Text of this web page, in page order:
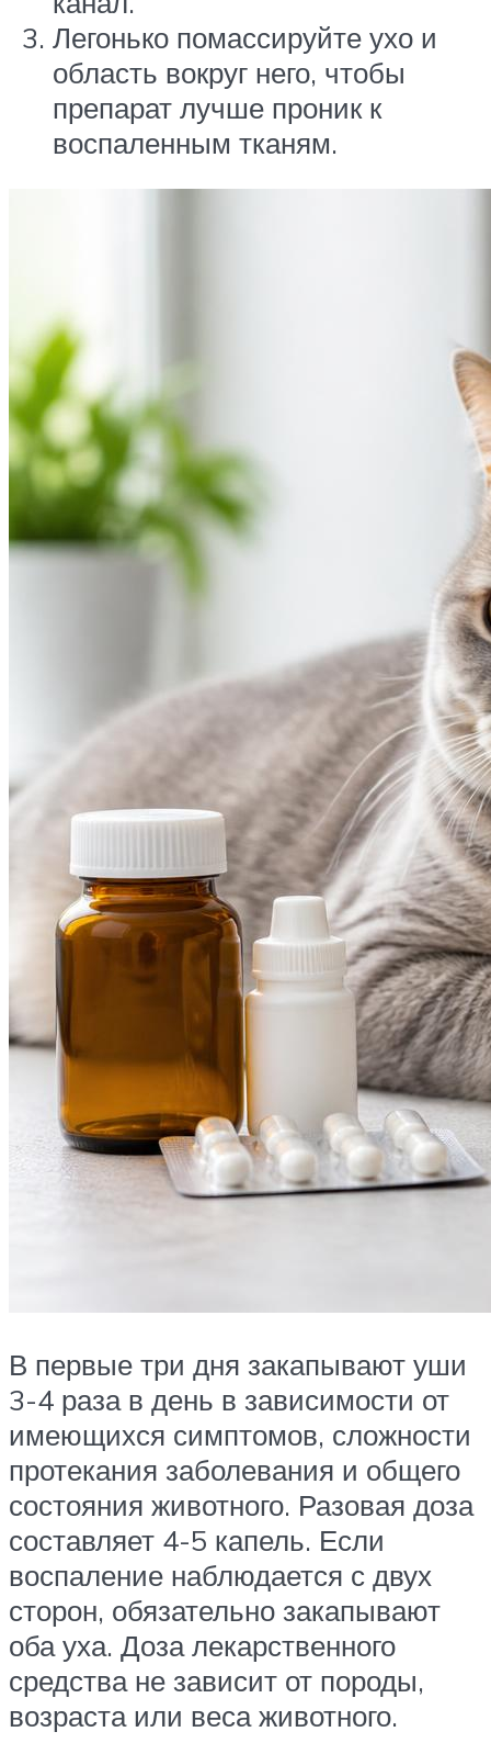
Легонько помассируйте ухо и
область вокруг него, чтобы
препарат лучше проник к
воспаленным тканям.
В первые три дня закапывают уши
3-4 раза в день в зависимости от
имеющихся симптомов, сложности
протекания заболевания и общего
состояния животного. Разовая доза
составляет 4-5 капель. Если
воспаление наблюдается с двух
сторон, обязательно закапывают
оба уха. Доза лекарственного
средства не зависит от породы,
возраста или веса животного.